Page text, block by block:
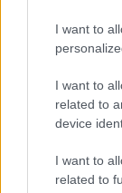
I want to
I want to
related to
device
I want to
related to